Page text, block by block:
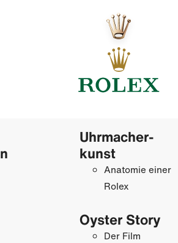
Uhrmacher­
kunst
Anatomie einer
Rolex
Oyster Story
Der Film